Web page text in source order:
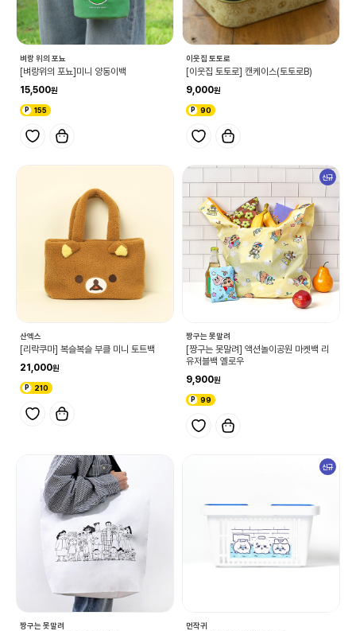
벼랑 위의 포뇨
[벼랑위의 포뇨]미니 양동이백
15,500
155
이웃집 토토로
[이웃집 토토로] 캔케이스(토토로B)
9,000
90
산엑스
[리락쿠마] 복슬복슬 부클 미니 토트백
21,000
210
신규
짱구는 못말려
[짱구는 못말려] 액션놀이공원 마켓백 리
유저블백 옐로우
9,900
99
짱구는 못말려
신규
먼작귀